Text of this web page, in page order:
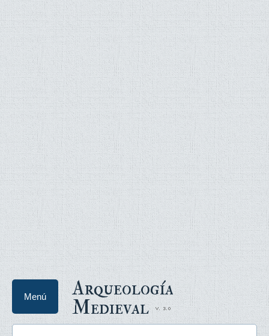
Arqueología
Medieval
Menú